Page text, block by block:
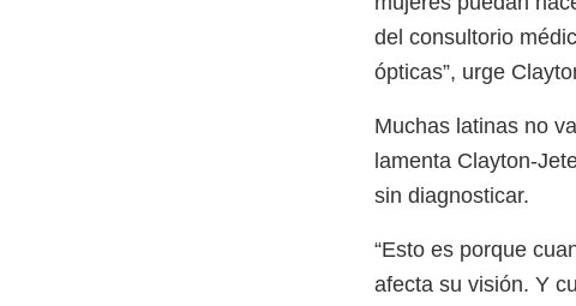
del consultorio
ópticas”, urge
Muchas latinas no
lamenta Clayton-
sin diagnosticar.
“Esto es porque
afecta su visión. Y